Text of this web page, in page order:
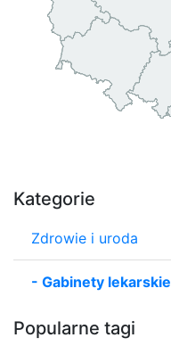
Kategorie
Zdrowie i uroda
- Gabinety lekarskie
Popularne tagi